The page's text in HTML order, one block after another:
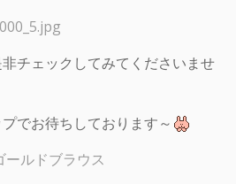
チェックしてみてくださいませ
でお待ちしております～
ールドブラウス